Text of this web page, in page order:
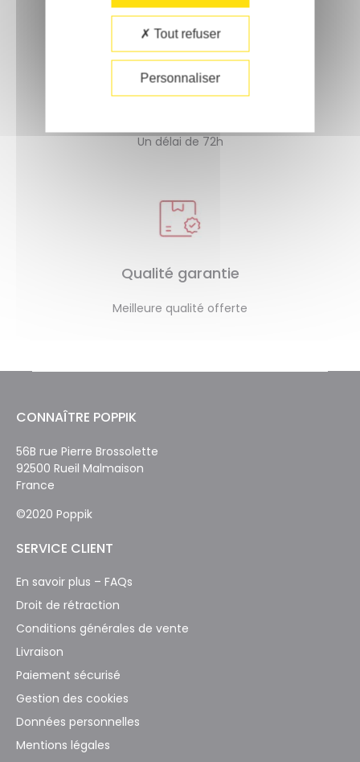
Un délai de 72h
Qualité garantie
Meilleure qualité offerte
CONNAÎTRE POPPIK
56B rue Pierre Brossolette
92500 Rueil Malmaison
France
©2020 Poppik
SERVICE CLIENT
En savoir plus – FAQs
Droit de rétraction
Conditions générales de vente
Livraison
Paiement sécurisé
Gestion des cookies
Données personnelles
Mentions légales
Tout refuser
Personnaliser